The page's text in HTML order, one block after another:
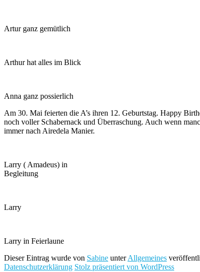
Artur ganz gemütlich
Arthur hat alles im Blick
Anna ganz possierlich
Am 30. Mai feierten die A’s ihren 12. Geburtstag. Happy
noch voller Schabernack und Überraschung. Auch wenn
immer nach Airedela Manier.
Larry ( Amadeus) in
Begleitung
Larry
Larry in Feierlaune
Dieser Eintrag wurde von Sabine unterAllgemeines
Datenschutzerklärung Stolz präsentiert von WordPress